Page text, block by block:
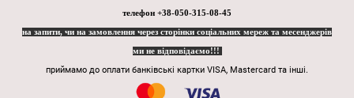
телефон +38-050-315-08-45
на запити, чи на замовлення через сторінки соціальних мереж та месенджерів
ми не відповідаємо!!!
приймамо до оплати банківські картки VISA, Mastercard та інші.